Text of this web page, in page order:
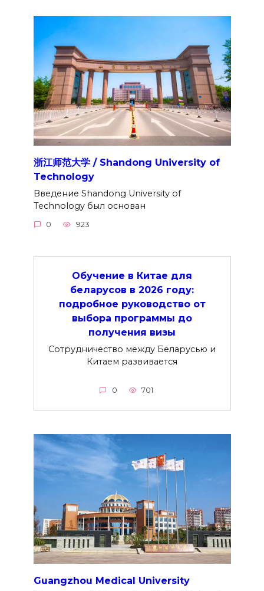
浙江师范大学 / Shandong University of
Technology
Введение Shandong University of
Technology был основан
0 923
Обучение в Китае для
беларусов в 2026 году:
подробное руководство от
выбора программы до
получения визы
Сотрудничество между Беларусью и
Китаем развивается
0 701
Guangzhou Medical University